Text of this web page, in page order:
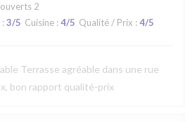
2
: 3/5 Cuisine : 4/5 Qualité / Prix : 4/5
Terrasse agréable dans une rue
bon rapport qualité-prix